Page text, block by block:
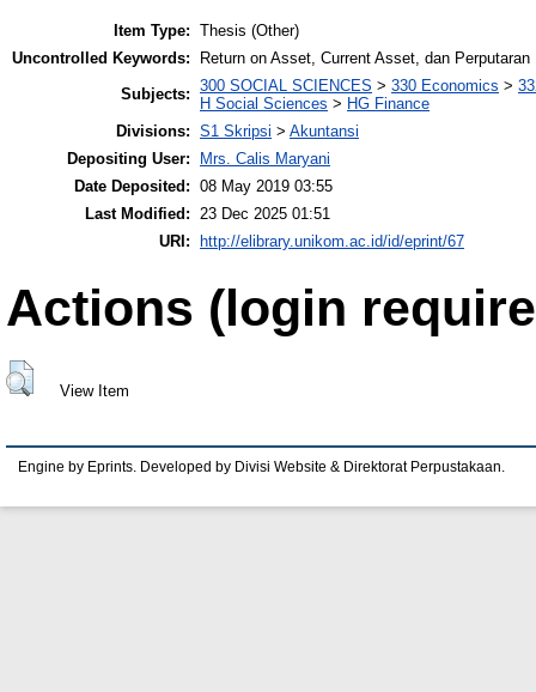
Item Type: Thesis (Other)
Uncontrolled Keywords:
Return on Asset, Current Asset, dan Perputaran
Subjects: 300 SOCIAL SCIENCES > 330 Economics >
H Social Sciences > HG Finance
Divisions: S1 Skripsi > Akuntansi
Depositing User:
Mrs. Calis Maryani
Date Deposited: 08 May 2019 03:55
Last Modified:
23 Dec 2025 01:51
URI:
http://elibrary.unikom.ac.id/id/eprint/67
Actions (login
View Item
Engine by Eprints. Developed by Divisi Website & Direktorat Perpustakaan.